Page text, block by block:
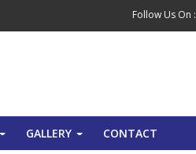
Follow Us On :
GALLERY CONTACT